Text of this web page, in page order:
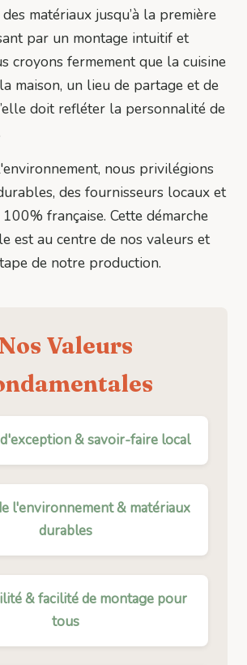
matériaux jusqu’à la première
par un montage intuitif et
croyons fermement que la cuisine
maison, un lieu de partage et de
doit refléter la personnalité de
nous privilégions
des fournisseurs locaux et
française. Cette démarche
est au centre de nos valeurs et
de notre production.
Nos Valeurs
& savoir-faire local
l'environnement & matériaux
durables
& facilité de montage pour
tous